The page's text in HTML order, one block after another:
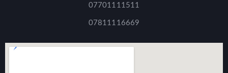
07701111511
07811116669